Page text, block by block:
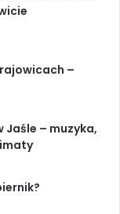
–
Jaśle – muzyka,